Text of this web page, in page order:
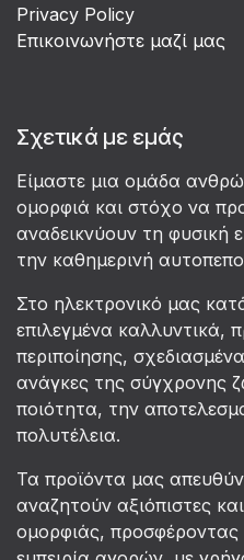
Privacy Policy
Επικοινωνήστε μαζί μας
Σχετικά με εμάς
Είμαστε μια ομάδα
ομορφιά και στόχο να
αναδεικνύουν τη φυσική
την καθημερινή
Στο ηλεκτρονικό μας
επιλεγμένα καλλυντικά,
περιποίησης,
ανάγκες της σύγχρονης
ποιότητα, την
πολυτέλεια.
Τα προϊόντα μας
αναζητούν αξιόπιστες
ομορφιάς, προσφέροντας